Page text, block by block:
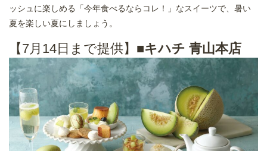
ッシュに楽しめる「今年食べるならコレ！」なスイーツで、暑い
夏を楽しい夏にしましょう。
【7月14日まで提供】■キハチ 青山本店